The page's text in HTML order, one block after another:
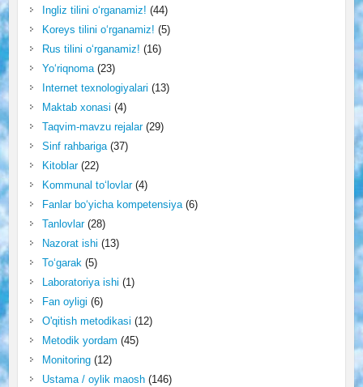
Ingliz tilini o‘rganamiz! (44)
Koreys tilini o‘rganamiz! (5)
Rus tilini o‘rganamiz! (16)
Yo‘riqnoma(23)
Internet texnologiyalari (13)
Maktab xonasi (4)
Taqvim-mavzu rejalar(29)
Sinf rahbariga(37)
Kitoblar(22)
Kommunal to‘lovlar(4)
Fanlar bo‘yicha kompetensiya(6)
Tanlovlar(28)
Nazorat ishi (13)
To‘garak(5)
Laboratoriya ishi (1)
Fan oyligi (6)
O'qitish metodikasi (12)
Metodik yordam (45)
Monitoring(12)
Ustama / oylik maosh(146)